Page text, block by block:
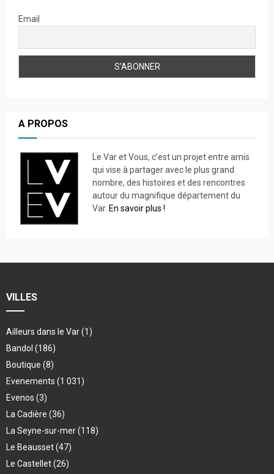
Email
A PROPOS
Le Var et Vous, c’est un projet entre amis
qui vise à partager avec le plus grand
nombre, des histoires et des rencontres
autour du magnifique département du
Var. En savoir plus !
VILLES
Ailleurs dans le Var(1)
Bandol (186)
Boutique (8)
Evenements (1 031)
Evenos (3)
La Cadière (36)
La Seyne-sur-mer(118)
Le Beausset(47)
Le Castellet(26)